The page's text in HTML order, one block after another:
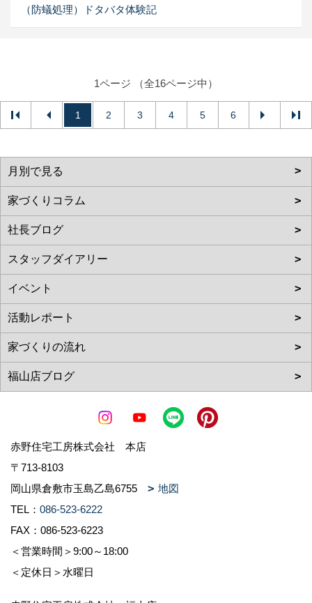
（防蟻処理）ドタバタ体験記
1ページ （全16ページ中）
1 2 3 4 5 6
赤野住宅工房株式会社 本店
〒713-8103
岡山県倉敷市玉島乙島6755
地図
TEL： 086-523-6222
FAX：086-523-6223
＜営業時間＞9:00～18:00
＜定休日＞水曜日